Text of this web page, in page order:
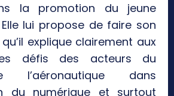
la promotion du jeune
lui propose de faire son
explique clairement aux
défis des acteurs du
l’aéronautique dans
du numérique et surtout